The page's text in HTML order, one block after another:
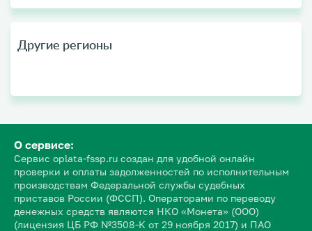
Другие регионы
О сервисе:
Сервис oplata-fssp.ru создан для удобной онлайн
проверки и оплаты задолженностей по исполнительным
производствам Федеральной службы судебных
приставов России (ФССП). Операторами по переводу
денежных средств являются НКО «Монета» (ООО)
(лицензия ЦБ РФ №3508-К от 29 ноября 2017) и ПАО